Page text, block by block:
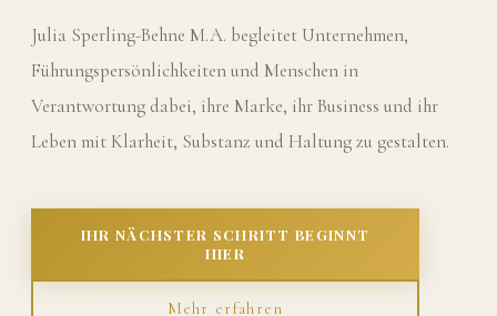
Julia Sperling-Behne M.A. begleitet Unternehmen,
Führungspersönlichkeiten und Menschen in
Verantwortung dabei, ihre Marke, ihr Business und ihr
Leben mit Klarheit, Substanz und Haltung zu gestalten.
IHR NÄCHSTER SCHRITT BEGINNT
HIER
Mehr erfahren